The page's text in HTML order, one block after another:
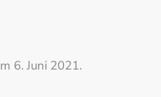
6. Juni 2021.